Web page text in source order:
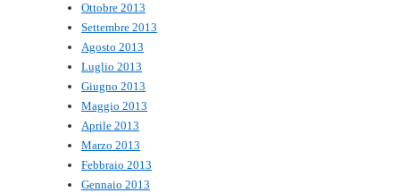
Ottobre 2013
Settembre 2013
Agosto 2013
Luglio 2013
Giugno 2013
Maggio 2013
Aprile 2013
Marzo 2013
Febbraio 2013
Gennaio 2013